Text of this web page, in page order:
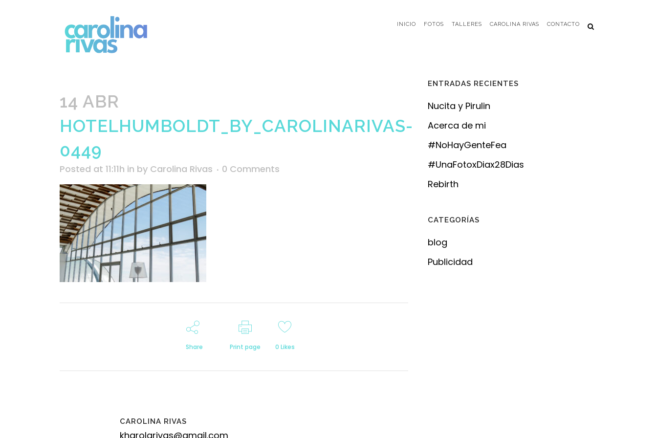
INICIO FOTOS TALLERES CAROLINA RIVAS CONTACTO
14 ABR
HOTELHUMBOLDT_BY_CAROLINARIVAS-
0449
Posted at 11:11h in by Carolina Rivas 0 Comments
Share Print page 0 Likes
CAROLINA RIVAS
kharolarivas@gmail.com
ENTRADAS RECIENTES
Nucita y Pirulin
Acerca de mi
#NoHayGenteFea
#UnaFotoxDiax28Dias
Rebirth
CATEGORÍAS
blog
Publicidad